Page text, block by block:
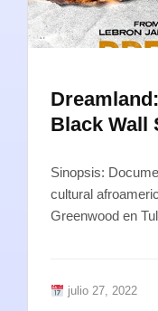
Black Wall
Sinopsis:
cultural
Greenwood en
julio 27, 2022